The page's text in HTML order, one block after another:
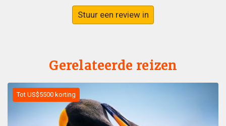
Stuur een review in
Gerelateerde reizen
Tot US$5500 korting